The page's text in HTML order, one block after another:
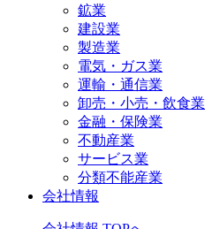
鉱業
建設業
製造業
電気・ガス業
運輸・通信業
卸売・小売・飲食業
金融・保険業
不動産業
サービス業
分類不能産業
会社情報